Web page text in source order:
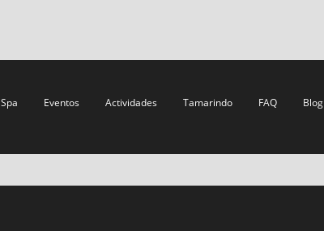
Spa Eventos Actividades Tamarindo FAQ Blog